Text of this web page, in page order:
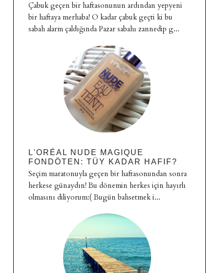
Çabuk geçen bir haftasonunun ardından yepyeni
bir haftaya merhaba! O kadar çabuk geçti ki bu
sabah alarm çaldığında Pazar sabahı zannedip g...
L'ORÉAL NUDE MAGIQUE
FONDÖTEN: TÜY KADAR HAFIF?
Seçim maratonuyla geçen bir haftasonundan sonra
herkese günaydın! Bu dönemin herkes için hayırlı
olmasını diliyorum:( Bugün bahsetmek i...